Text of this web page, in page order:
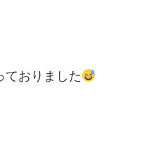
ておりました